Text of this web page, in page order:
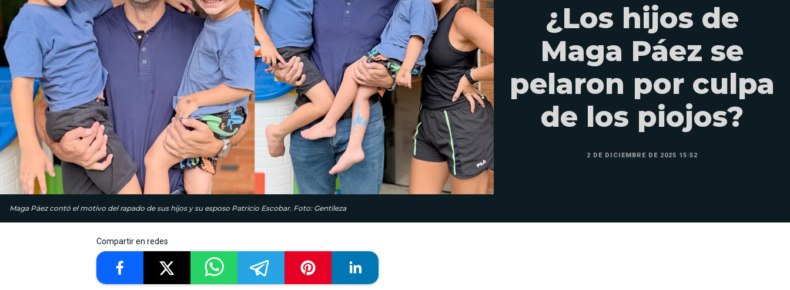
Maga Páez contó el motivo del rapado de sus hijos y su esposo Patricio Escobar. Foto: Gentileza
¿Los hijos de
Maga Páez se
pelaron por culpa
de los piojos?
2 DE DICIEMBRE DE 2025 15:52
Compartir en redes